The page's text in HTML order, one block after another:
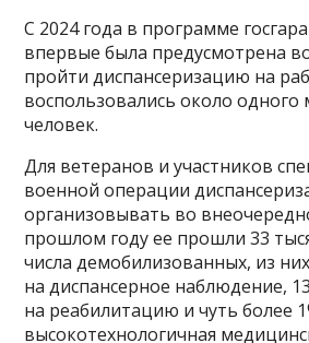
С 2024 года в программе
впервые была предусмотрена
пройти диспансеризацию на
воспользовались около одного
человек.
Для ветеранов и участников
военной операции
организовывать во
прошлом году ее прошли 33
числа демобилизованных, из
на диспансерное наблюдение,
на реабилитацию и чуть более
высокотехнологичная